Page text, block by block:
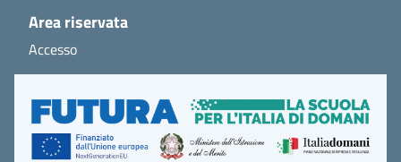
Area riservata
Accesso